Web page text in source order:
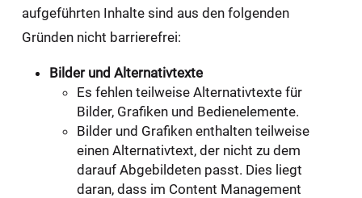
aufgeführten Inhalte sind aus den folgenden
Gründen nicht barrierefrei:
Bilder und Alternativtexte
Es fehlen teilweise Alternativtexte für
Bilder, Grafiken und Bedienelemente.
Bilder und Grafiken enthalten teilweise
einen Alternativtext, der nicht zu dem
darauf Abgebildeten passt. Dies liegt
daran, dass im Content Management